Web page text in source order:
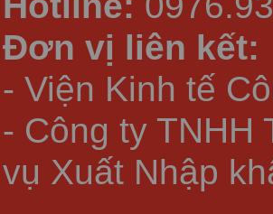
Đơn vị liên kết:
- Viện Kinh tế
- Công ty TNHH
vụ Xuất Nhập